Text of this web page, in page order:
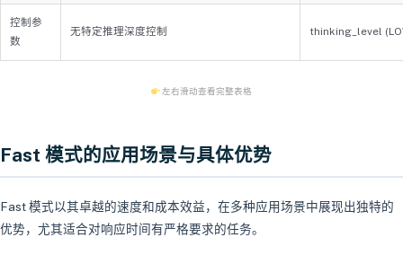
控制参
数
无特定推理深度控制 thinking_level
左右滑动查看完整表格
Fast 模式的应用场景与具体优势
Fast 模式以其卓越的速度和成本效益，在多种应用场景中展现出独特的
优势，尤其适合对响应时间有严格要求的任务。